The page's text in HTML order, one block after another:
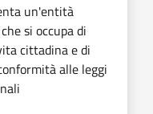
un'entità
si occupa di
cittadina e di
alle leggi